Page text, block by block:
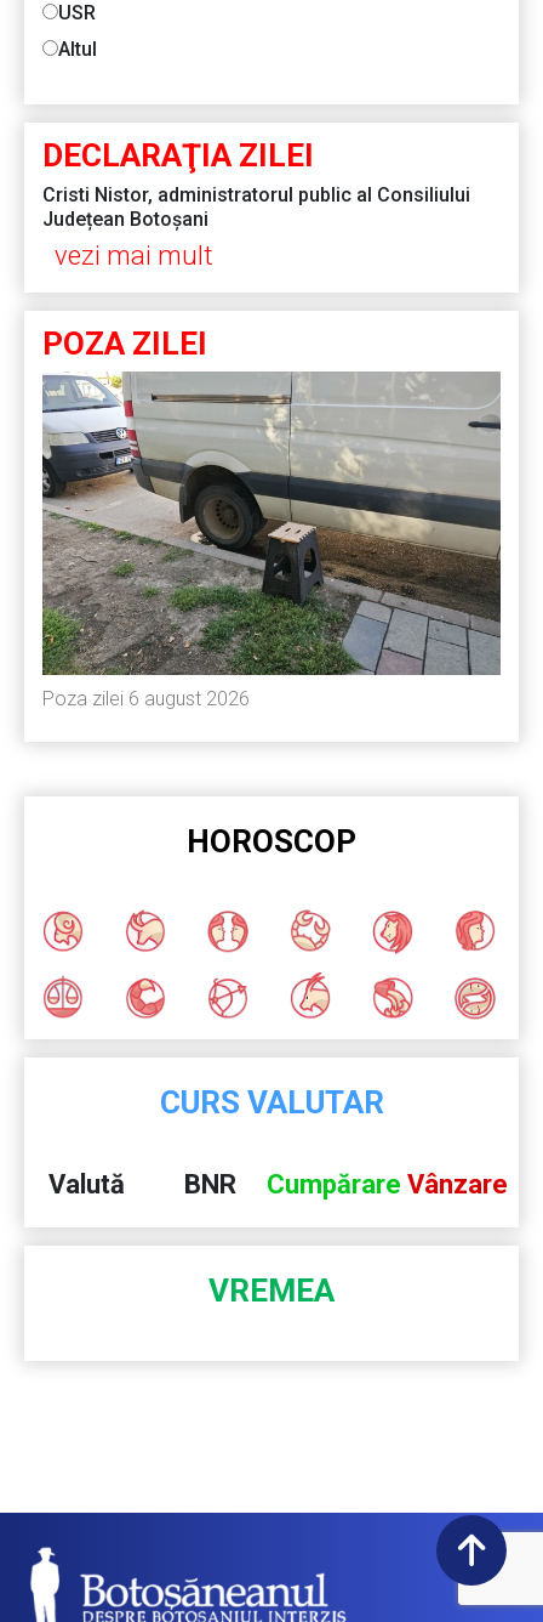
USR
Altul
DECLARAŢIA ZILEI
Cristi Nistor, administratorul public al Consiliului
Județean Botoșani
vezi mai mult
POZA ZILEI
Poza zilei 6 august 2026
HOROSCOP
CURS VALUTAR
Valută BNR Cumpărare Vânzare
VREMEA